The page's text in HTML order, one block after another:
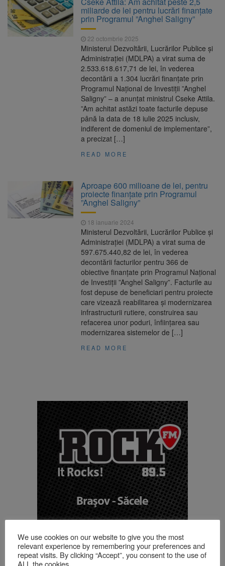
Ormeniș
6 august 2026
AUR a lansat platforma
suspeND.ro pentru urmărirea inițiativei de
suspendare a președintelui Nicușor Dan
Înalta Curte analizează
dosarul lui Călin Georgescu și Horațiu Potra.
Judecătorii decid dacă începe procesul
Strategia națională pentru
biodiversitate 2026-2030, adoptată de Senat.
Proiectul merge la promulgare
miliarde de lei pentru lucrări finanțate
prin Programul ”Anghel Saligny”
22 octombrie 2025
Ministerul Dezvoltării, Lucrărilor Publice și
Administrației (MDLPA) a virat suma de
2.533.618.617,71 de lei, în vederea
decontării a 1.304 lucrări finanțate prin
Programul Național de Investiții ”Anghel
Saligny” – a anunțat ministrul Cseke Attila.
”Am achitat astăzi toate facturile depuse
până la data de 18 iulie 2025 inclusiv,
indiferent de domeniul de implementare”,
a precizat […]
READ MORE
Aproape 600 milioane de lei, pentru
proiecte finanțate prin Programul
”Anghel Saligny”
18 ianuarie 2024
Ministerul Dezvoltării, Lucrărilor Publice și
Administrației (MDLPA) a virat suma de
597.675.440,82 de lei, în vederea
decontării facturilor pentru 366 de
obiective finanțate prin Programul Național
de Investiții ”Anghel Saligny”. Facturile au
fost depuse de beneficiari pentru proiecte
care vizează reabilitarea și modernizarea
infrastructurii rutiere, construirea sau
refacerea unor poduri, înființarea sau
modernizarea sistemelor de […]
READ MORE
TOP ȘTIRI
We use cookies on our website to give you the most
relevant experience by remembering your preferences and
repeat visits. By clicking “Accept”, you consent to the use of
ALL the cookies.